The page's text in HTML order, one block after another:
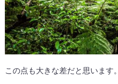
この点も大きな差だと思います。